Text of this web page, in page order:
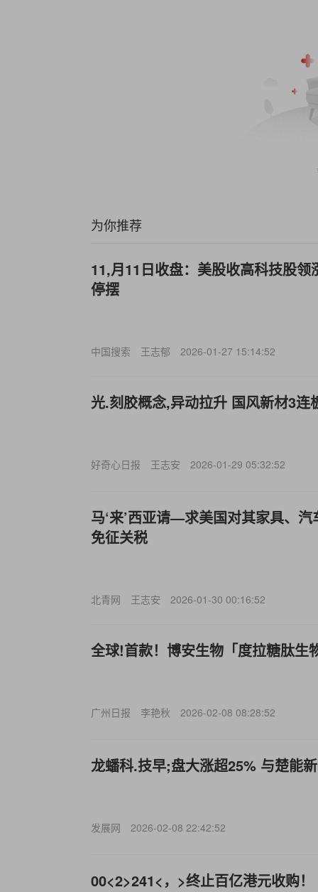
为你推荐
11,月11日收盘：美股收高科技股
停摆
中国搜索 王志郁 2026-01-27 15:14:52
光.刻胶概念,异动拉升 国风新材3连
好奇心日报 王志安 2026-01-29 05:32:52
马‘来’西亚请—求美国对其家具、
免征关税
北青网 王志安 2026-01-30 00:16:52
全球!首款！博安生物「度拉糖肽生
广州日报 李艳秋 2026-02-08 08:28:52
龙蟠科.技早;盘大涨超25% 与楚能
发展网 2026-02-08 22:42:52
00<2>241<，>终止百亿港元收购！